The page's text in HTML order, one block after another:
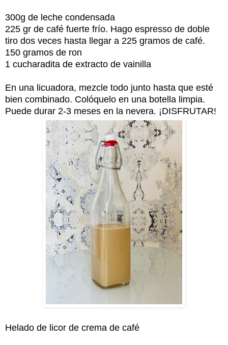
300g de leche condensada
225 gr de café fuerte frío. Hago espresso de doble
tiro dos veces hasta llegar a 225 gramos de café.
150 gramos de ron
1 cucharadita de extracto de vainilla
En una licuadora, mezcle todo junto hasta que esté
bien combinado. Colóquelo en una botella limpia.
Puede durar 2-3 meses en la nevera. ¡DISFRUTAR!
Helado de licor de crema de café